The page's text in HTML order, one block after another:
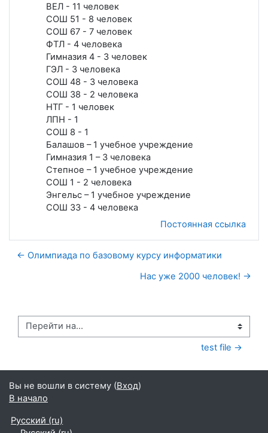
ВЕЛ - 11 человек
СОШ 51 - 8 человек
СОШ 67 - 7 человек
ФТЛ - 4 человека
Гимназия 4 - 3 человек
ГЭЛ - 3 человека
СОШ 48 - 3 человека
СОШ 38 - 2 человека
НТГ - 1 человек
ЛПН - 1
СОШ 8 - 1
Балашов – 1 учебное учреждение
Гимназия 1 – 3 человека
Степное – 1 учебное учреждение
СОШ 1 - 2 человека
Энгельс – 1 учебное учреждение
СОШ 33 - 4 человека
Постоянная ссылка
← Олимпиада по базовому курсу информатики
Нас уже 2000 человек! →
Перейти на...
test file →
Вы не вошли в систему (Вход)
В начало
Русский ‎(ru)‎